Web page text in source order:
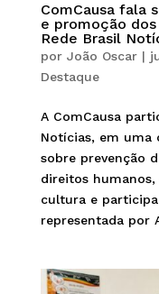
ComCausa fala
e promoção
Rede Brasil
por João Oscar|
Destaque
A ComCausa
Notícias, em uma
sobre prevenção
direitos
cultura e
representada por